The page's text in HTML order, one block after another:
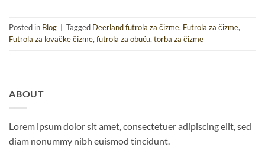
Posted in Blog Tagged Deerland futrola za čizme, Futrola za čizme,
Futrola za lovačke čizme,futrola za obuću,torba za čizme
ABOUT
Lorem ipsum dolor sit amet, consectetuer adipiscing elit, sed
diam nonummy nibh euismod tincidunt.